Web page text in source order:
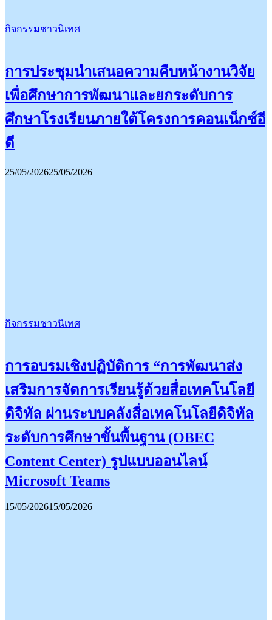
กิจกรรมชาวนิเทศ
การประชุมนำเสนอความคืบหน้างานวิจัย
เพื่อศึกษาการพัฒนาและยกระดับการ
ศึกษาโรงเรียนภายใต้โครงการคอนเน็กซ์อี
ดี
25/05/202625/05/2026
กิจกรรมชาวนิเทศ
การอบรมเชิงปฏิบัติการ “การพัฒนาส่ง
เสริมการจัดการเรียนรู้ด้วยสื่อเทคโนโลยี
ดิจิทัล ผ่านระบบคลังสื่อเทคโนโลยีดิจิทัล
ระดับการศึกษาขั้นพื้นฐาน (OBEC
Content Center) รูปแบบออนไลน์
Microsoft Teams
15/05/202615/05/2026